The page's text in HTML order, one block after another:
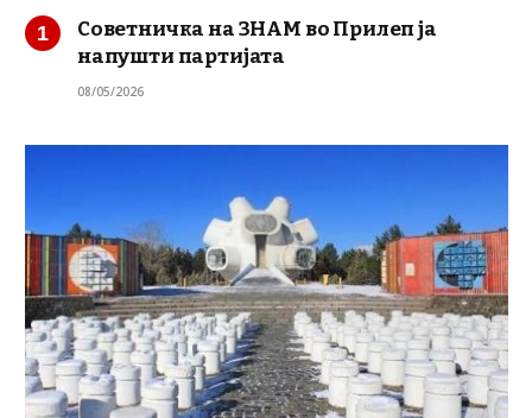
Советничка на ЗНАМ во Прилеп ја
напушти партијата
08/05/2026